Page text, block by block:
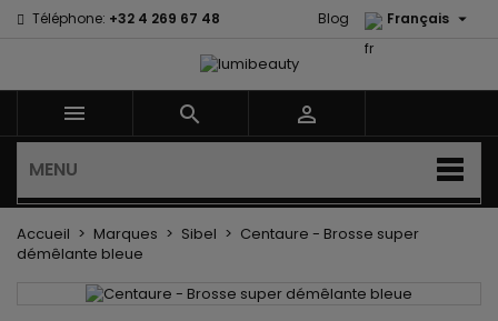
Téléphone: +32 4 269 67 48 Français 
Blog
  
MENU
Accueil Marques Sibel
Centaure - Brosse super
démêlante bleue